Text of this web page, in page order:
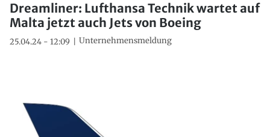
Dreamliner: Lufthansa Technik wartet auf
Malta jetzt auch Jets von Boeing
25.04.24 - 12:09 Unternehmensmeldung